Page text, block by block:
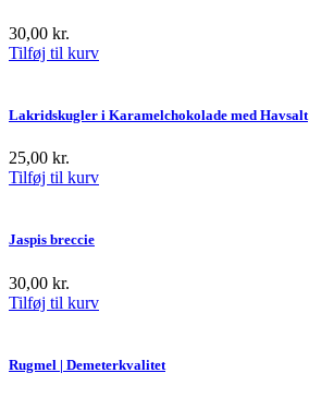
30,00 kr.
Tilføj til kurv
Lakridskugler i Karamelchokolade med Havsalt
25,00 kr.
Tilføj til kurv
Jaspis breccie
30,00 kr.
Tilføj til kurv
Rugmel | Demeterkvalitet